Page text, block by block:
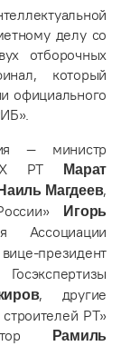
делу со
отборочных
который
официального
— министр
РТ
Марат
Наиль Магдеев,
Игорь
Ассоциации
президент
, другие
РТ»
Рамиль